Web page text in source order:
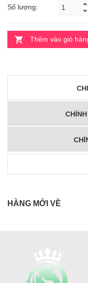
Số lượng:
Thêm vào giỏ
HÀNG MỚI VỀ